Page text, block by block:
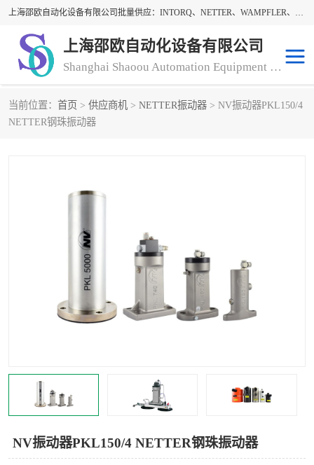
上海邵欧自动化设备有限公司批量供应：INTORQ、NETTER、WAMPFLER、WARNER、WICHITA、三菱离合器、warner离合器、NETTER振动器、WAMPFLER滑触线。上海邵欧自动化设备有限公司提供创新技术与产品解决方案，让客户享有高性价比，优质的产品和服务，我们坚持以持续技术和服务创新为客户不断创造价值。欢迎来电咨询！
上海邵欧自动化设备有限公司
Shanghai Shaoou Automation Equipment Co., Ltd
当前位置： 首页 > 供应商机 > NETTER振动器 > NV振动器PKL150/4
NETTER钢珠振动器
NV振动器PKL150/4 NETTER钢珠振动器
warner离合器
LEESON ELECTRIC carlson制动器
MACH III离合器 CLEVELAND
Magnetic制动器
WICHITA Cleveland 张力控制器